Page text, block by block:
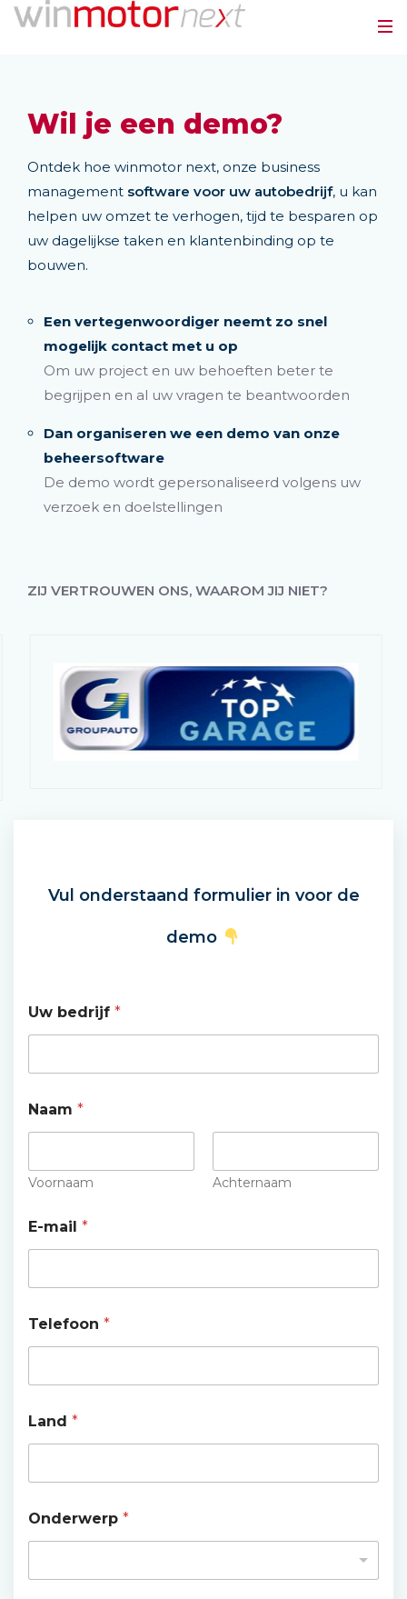
Wil je een demo?
Ontdek hoe winmotor next, onze business
management software voor uw autobedrijf, u kan
helpen uw omzet te verhogen, tijd te besparen op
uw dagelijkse taken en klantenbinding op te
bouwen.
Een vertegenwoordiger neemt zo snel
mogelijk contact met u op
Om uw project en uw behoeften beter te
begrijpen en al uw vragen te beantwoorden
Dan organiseren we een demo van onze
beheersoftware
De demo wordt gepersonaliseerd volgens uw
verzoek en doelstellingen
ZIJ VERTROUWEN ONS, WAAROM JIJ NIET?
Vul onderstaand formulier in voor de
demo
Uw bedrijf *
Naam *
Voornaam Achternaam
E-mail *
Telefoon *
Land *
Onderwerp *